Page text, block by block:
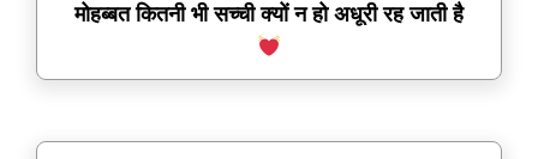
मोहब्बत कितनी भी सच्ची क्यों न हो अधूरी रह जाती है